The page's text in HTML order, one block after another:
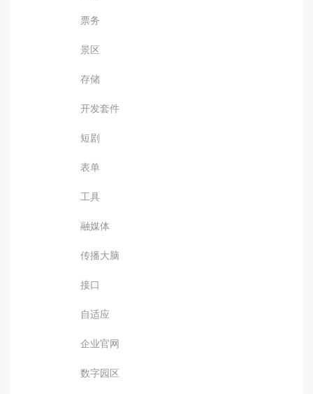
票务
景区
存储
开发套件
短剧
表单
工具
融媒体
传播大脑
接口
自适应
企业官网
数字园区